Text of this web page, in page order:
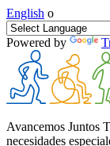
English o
Powered by
Avancemos Juntos
necesidades